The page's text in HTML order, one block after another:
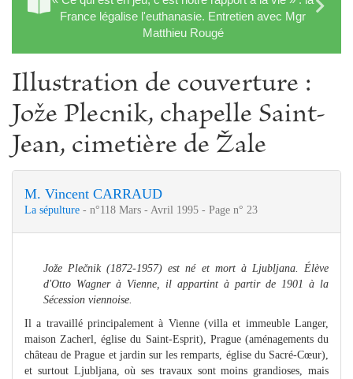
France légalise l'euthanasie. Entretien avec Mgr
Matthieu Rougé
Illustration de couverture :
Jože Plecnik, chapelle Saint-
Jean, cimetière de Žale
M. Vincent CARRAUD
La sépulture - n°118 Mars - Avril 1995 - Page n° 23
Jože Plečnik (1872-1957) est né et mort à Ljubljana. Élève
d'Otto Wagner à Vienne, il appartint à partir de 1901 à la
Sécession viennoise.
Il a travaillé principale­ment à Vienne (villa et immeuble Langer,
maison Zacherl, église du Saint-Esprit), Prague (aménagements du
château de Prague et jardin sur les remparts, église du Sacré-Cœur),
et surtout Ljubljana, où ses travaux sont moins grandioses, mais